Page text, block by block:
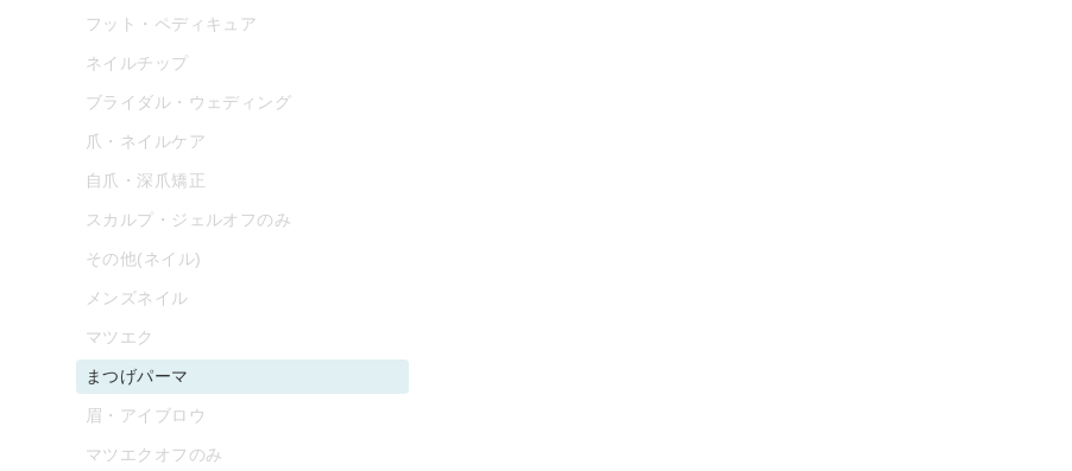
フット・ペディキュア
ネイルチップ
ブライダル・ウェディング
爪・ネイルケア
自爪・深爪矯正
スカルプ・ジェルオフのみ
その他(ネイル)
メンズネイル
マツエク
まつげパーマ
眉・アイブロウ
マツエクオフのみ